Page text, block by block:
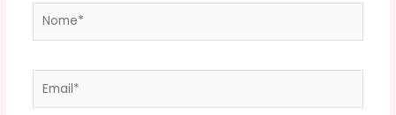
Nome*
Email*